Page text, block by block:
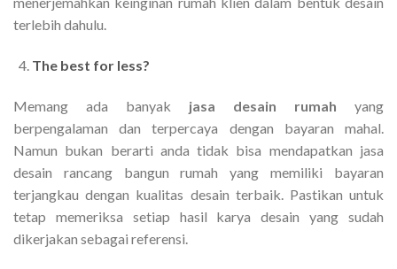
terlebih dahulu.
The best for less?
Memang ada banyak jasa desain rumah yang
berpengalaman dan terpercaya dengan bayaran mahal.
Namun bukan berarti anda tidak bisa mendapatkan jasa
desain rancang bangun rumah yang memiliki bayaran
terjangkau dengan kualitas desain terbaik. Pastikan untuk
tetap memeriksa setiap hasil karya desain yang sudah
dikerjakan sebagai referensi.